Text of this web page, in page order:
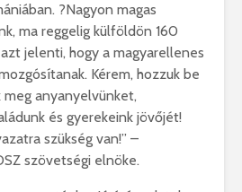
?Nagyon magas
ma reggelig külföldön 160
jelenti, hogy a magyarellenes
Kérem, hozzuk be
meg anyanyelvünket,
és gyerekeink jövőjét!
szükség van!” –
szövetségi elnöke.